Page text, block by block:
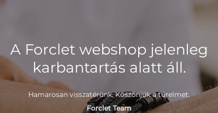
A Forclet webshop jelenleg
karbantartás alatt áll.
Hamarosan visszatérünk. Köszönjük a türelmet.
Forclet Team